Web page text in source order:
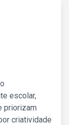
escolar,
priorizam
criatividade